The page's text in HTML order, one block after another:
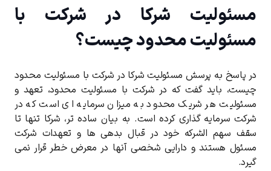
مسئولیت شرکا در شرکت با
مسئولیت محدود چیست؟
در پاسخ به پرسش مسئولیت شرکا در شرکت با مسئولیت محدود
چیست، باید گفت که در شرکت با مسئولیت محدود، تعهد و
مسئولیت هر شریک محدود به میزان سرمایه ‌ای است که در
شرکت سرمایه‌ گذاری کرده است. به بیان ساده‌ تر، شرکا تنها تا
سقف سهم ‌الشرکه خود در قبال بدهی‌ ها و تعهدات شرکت
مسئول هستند و دارایی شخصی آنها در معرض خطر قرار نمی‌
گیرد.